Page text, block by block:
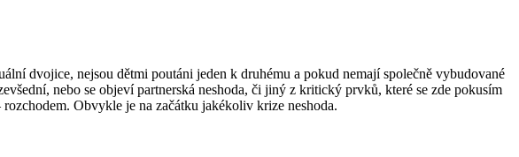
dvojice, nejsou dětmi poutáni jeden k druhému a pokud nemají společně vybudované
nebo se objeví partnerská neshoda, či jiný z kritický prvků, které se zde pokusím
Obvykle je na začátku jakékoliv krize neshoda.